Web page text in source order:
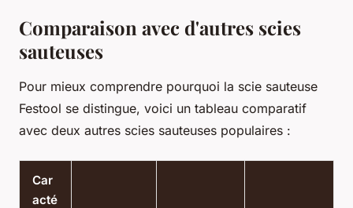
Comparaison avec d'autres scies
sauteuses
Pour mieux comprendre pourquoi la scie sauteuse
Festool se distingue, voici un tableau comparatif
avec deux autres scies sauteuses populaires :
Car
acté